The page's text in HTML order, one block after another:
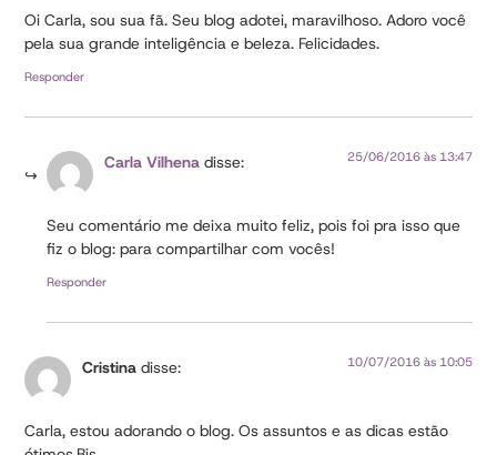
Oi Carla, sou sua fã. Seu blog adotei, maravilhoso. Adoro você
pela sua grande inteligência e beleza. Felicidades.
Responder
Carla Vilhena disse: 25/06/2016 às 13:47
Seu comentário me deixa muito feliz, pois foi pra isso que
fiz o blog: para compartilhar com vocês!
Responder
Cristina disse: 10/07/2016 às 10:05
Carla, estou adorando o blog. Os assuntos e as dicas estão